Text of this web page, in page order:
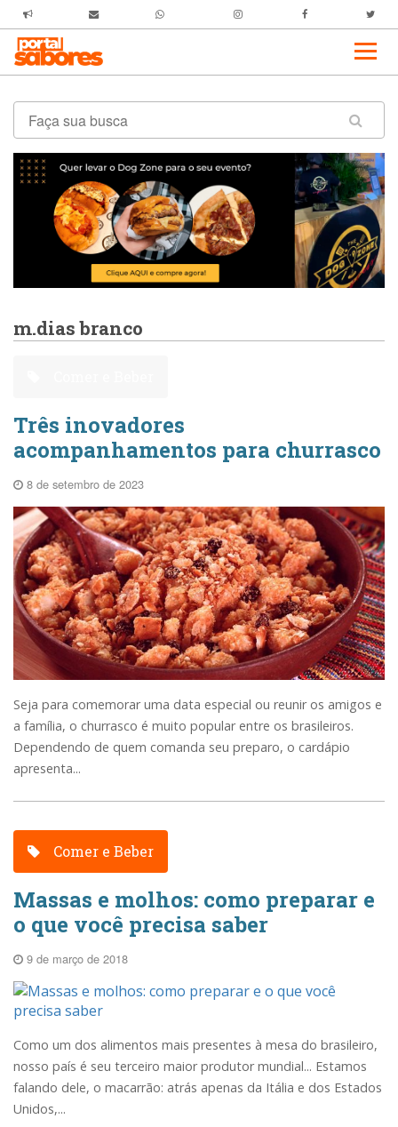
m.dias branco
Três inovadores
acompanhamentos para churrasco
8 de setembro de 2023
Seja para comemorar uma data especial ou reunir os amigos e
a família, o churrasco é muito popular entre os brasileiros.
Dependendo de quem comanda seu preparo, o cardápio
apresenta...
Comer e Beber
Massas e molhos: como preparar e
o que você precisa saber
9 de março de 2018
Como um dos alimentos mais presentes à mesa do brasileiro,
nosso país é seu terceiro maior produtor mundial... Estamos
falando dele, o macarrão: atrás apenas da Itália e dos Estados
Unidos,...